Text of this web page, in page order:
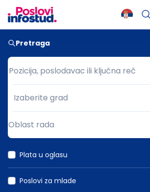
Pretraga
Pozicija, poslodavac ili ključna reč
Pozicija, poslodavac ili ključna reč
Grad
Izaberite grad
Oblast rada
Plata u oglasu
Poslovi za mlade